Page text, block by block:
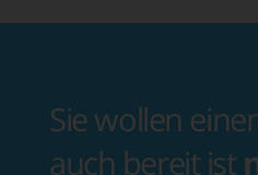
Sie wollen
auch bereit ist